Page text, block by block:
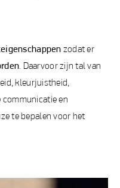
zodat er
. Daarvoor zijn tal van
kleurjuistheid,
en
te bepalen voor het